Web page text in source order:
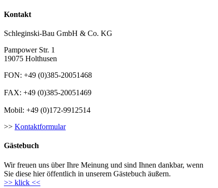
Kontakt
Schleginski-Bau GmbH & Co. KG
Pampower Str. 1
19075 Holthusen
FON: +49 (0)385-20051468
FAX: +49 (0)385-20051469
Mobil: +49 (0)172-9912514
>> Kontaktformular
Gästebuch
Wir freuen uns über Ihre Meinung und sind Ihnen dankbar, wenn
Sie diese hier öffentlich in unserem Gästebuch äußern.
>> klick <<